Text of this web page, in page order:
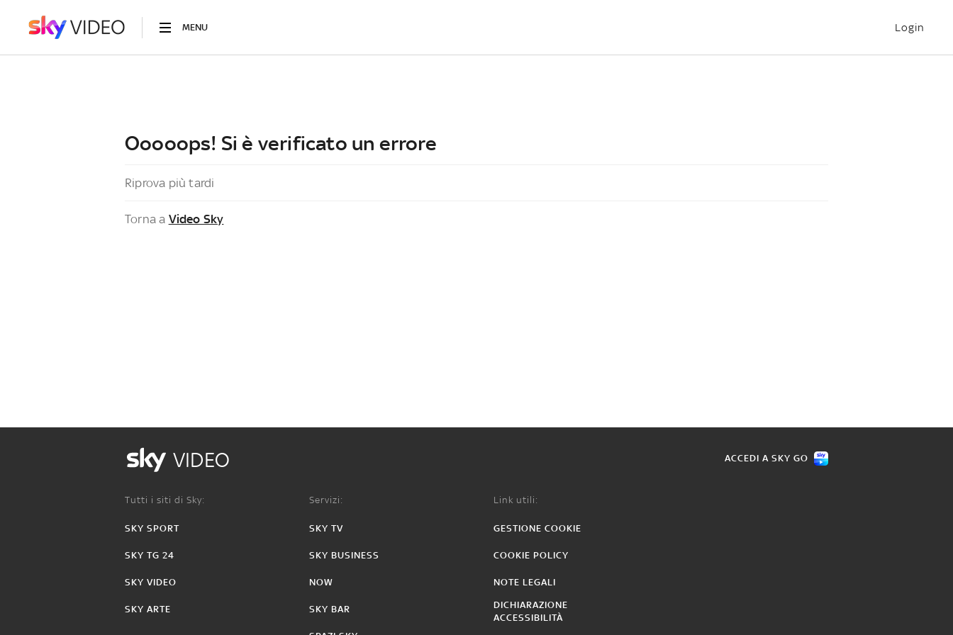
MENU Login
Ooooops! Si è verificato un errore
Riprova più tardi
Torna a Video Sky
VIDEO ACCEDI A SKY GO
Tutti i siti di Sky:
SKY SPORT
SKY TG 24
SKY VIDEO
SKY ARTE
Servizi:
SKY TV
SKY BUSINESS
NOW
SKY BAR
Link utili:
GESTIONE COOKIE
COOKIE POLICY
NOTE LEGALI
DICHIARAZIONE
ACCESSIBILITÀ